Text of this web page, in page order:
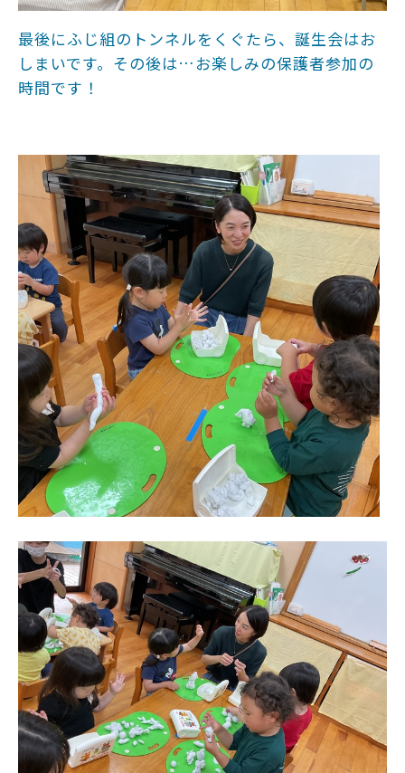
最後にふじ組のトンネルをくぐたら、誕生会はお
しまいです。その後は…お楽しみの保護者参加の
時間です！